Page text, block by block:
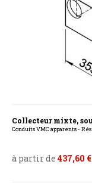
Collecteur mixte,
Conduits VMC apparents -
à partir de 437,60